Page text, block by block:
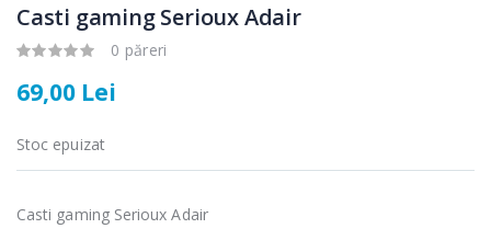
Casti gaming Serioux Adair
0 păreri
69,00 Lei
Stoc epuizat
Casti gaming Serioux Adair
89,00 Lei
-21%
Masina de tocat
carne Bosch ...
549,00 Lei
-33%
Masina de tocat
carne
199,00 Lei